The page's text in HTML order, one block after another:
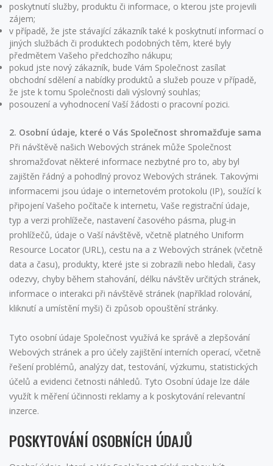
poskytnutí služby, produktu či informace, o kterou jste projevili
zájem;
v případě, že jste stávající zákazník také k poskytnutí informací o
jiných službách či produktech podobných těm, které byly
předmětem Vašeho předchozího nákupu;
pokud jste nový zákazník, bude Vám Společnost zasílat
obchodní sdělení a nabídky produktů a služeb pouze v případě,
že jste k tomu Společnosti dali výslovný souhlas;
posouzení a vyhodnocení Vaší žádosti o pracovní pozici.
2. Osobní údaje, které o Vás Společnost shromažďuje sama
Při návštěvě našich Webových stránek může Společnost
shromažďovat některé informace nezbytné pro to, aby byl
zajištěn řádný a pohodlný provoz Webových stránek. Takovými
informacemi jsou údaje o internetovém protokolu (IP), soužící k
připojení Vašeho počítače k internetu, Vaše registrační údaje,
typ a verzi prohlížeče, nastavení časového pásma, plug-in
prohlížečů, údaje o Vaší návštěvě, včetně platného Uniform
Resource Locator (URL), cestu na a z Webových stránek (včetně
data a času), produkty, které jste si zobrazili nebo hledali, časy
odezvy, chyby během stahování, délku návštěv určitých stránek,
informace o interakci při návštěvě stránek (například rolování,
kliknutí a umístění myši) či způsob opouštění stránky.
Tyto osobní údaje Společnost využívá ke správě a zlepšování
Webových stránek a pro účely zajištění interních operací, včetně
řešení problémů, analýzy dat, testování, výzkumu, statistických
účelů a evidenci četnosti náhledů. Tyto Osobní údaje lze dále
využít k měření účinnosti reklamy a k poskytování relevantní
inzerce.
POSKYTOVÁNÍ OSOBNÍCH ÚDAJŮ